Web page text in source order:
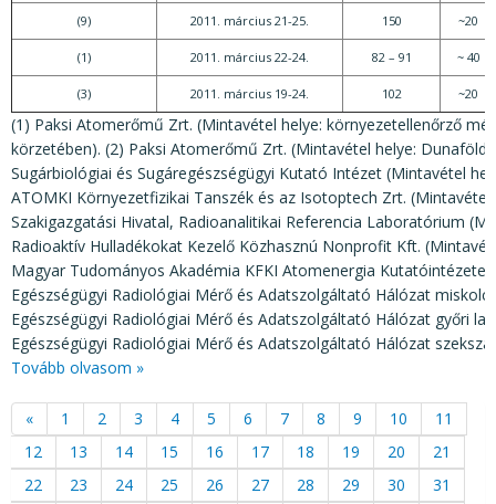
(9) 2011. március 21-25. 150 ~20
(1) 2011. március 22-24. 82 – 91 ~ 40
(3) 2011. március 19-24. 102 ~20
(1) Paksi Atomerőmű Zrt. (Mintavétel helye: környezetellenőrző
körzetében). (2) Paksi Atomerőmű Zrt. (Mintavétel helye:
Sugárbiológiai és Sugáregészségügyi Kutató Intézet (Mintavétel
ATOMKI Környezetfizikai Tanszék és az Isotoptech Zrt.
Szakigazgatási Hivatal, Radioanalitikai Referencia Laboratórium
Radioaktív Hulladékokat Kezelő Közhasznú Nonprofit Kft.
Magyar Tudományos Akadémia KFKI Atomenergia Kutatóintézete
Egészségügyi Radiológiai Mérő és Adatszolgáltató Hálózat
Egészségügyi Radiológiai Mérő és Adatszolgáltató Hálózat győri
Egészségügyi Radiológiai Mérő és Adatszolgáltató Hálózat
Tovább olvasom »
« 1 2 3 4 5 6 7 8 9 10
11
12
13 14 15 16 17 18 19 20
21
22
23 24 25 26 27 28 29 30
31